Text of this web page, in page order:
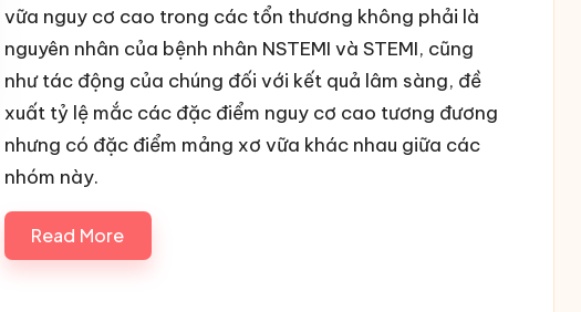
vữa nguy cơ cao trong các tổn thương không phải là
nguyên nhân của bệnh nhân NSTEMI và STEMI, cũng
như tác động của chúng đối với kết quả lâm sàng, đề
xuất tỷ lệ mắc các đặc điểm nguy cơ cao tương đương
nhưng có đặc điểm mảng xơ vữa khác nhau giữa các
nhóm này.
Read More